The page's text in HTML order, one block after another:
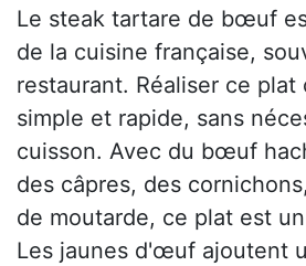
Le steak tartare de bœuf
de la cuisine française,
restaurant. Réaliser ce plat
simple et rapide, sans
cuisson. Avec du bœuf
des câpres, des
de moutarde, ce plat est
Les jaunes d'œuf ajoutent